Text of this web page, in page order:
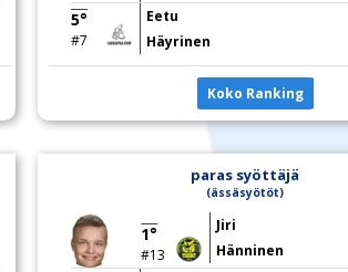
5°
#7
Eetu
Häyrinen
Koko Ranking
paras syöttäjä
(ässäsyötöt)
1°
#13
Jiri
Hänninen